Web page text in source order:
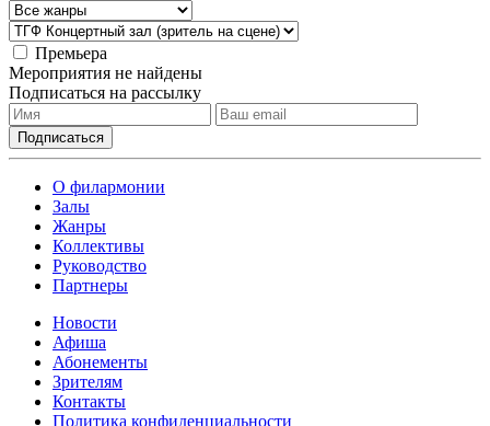
Премьера
Мероприятия не найдены
Подписаться на рассылку
О филармонии
Залы
Жанры
Коллективы
Руководство
Партнеры
Новости
Афиша
Абонементы
Зрителям
Контакты
Политика конфиденциальности